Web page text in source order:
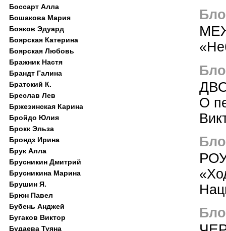
О
Боссарт Алла
Бошакова Мария
Бояков Эдуард
Боярская Катерина
Боярская Любовь
Бражник Настя
Брандт Галина
Братский К.
Бреслав Лев
Бржезинская Карина
Бройдо Юлия
Брокк Эльза
Брондз Ирина
Брук Алла
Брусникин Дмитрий
Брусникина Марина
Брушин Я.
Брюн Павел
Бубень Анджей
Бугаков Виктор
Будаева Туяна